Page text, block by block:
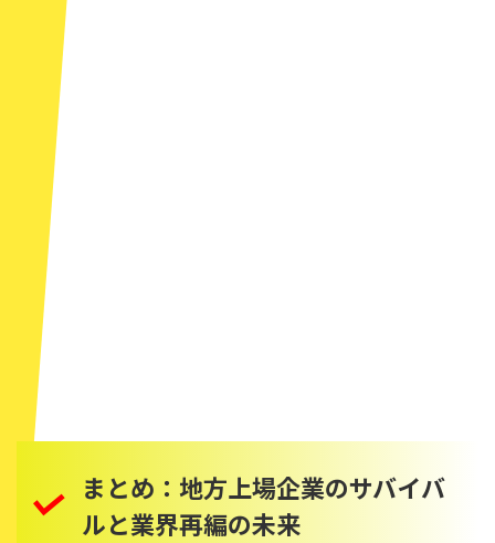
まとめ：地方上場企業のサバイバ
ルと業界再編の未来